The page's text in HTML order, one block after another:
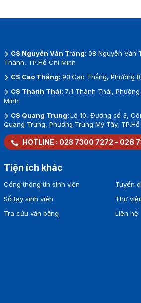
CS Nguyễn Văn Tráng: 08 Nguyễn Văn
Thành, TP.Hồ Chí Minh
CS Cao Thắng: 93 Cao Thắng, Phường
CS Thành Thái: 7/1 Thành Thái,
Minh
CS Quang Trung: Lô 10, Đường số 3,
Quang Trung, Phường Trung Mỹ Tây,
HOTLINE : 028 7300 7272 - 028
Tiện ích khác
Cổng thông tin sinh viên
Sổ tay sinh viên
Tra cứu văn bằng
Tuyển
Thư
Liên hệ